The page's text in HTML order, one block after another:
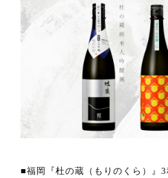
■福岡『杜の蔵（もりのくら）』